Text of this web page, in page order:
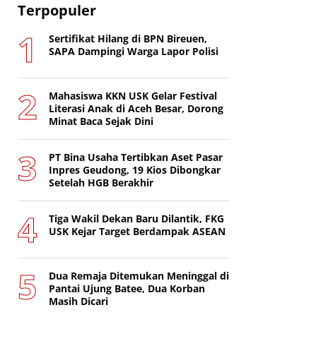
Terpopuler
Sertifikat Hilang di BPN Bireuen,
SAPA Dampingi Warga Lapor Polisi
Mahasiswa KKN USK Gelar Festival
Literasi Anak di Aceh Besar, Dorong
Minat Baca Sejak Dini
PT Bina Usaha Tertibkan Aset Pasar
Inpres Geudong, 19 Kios Dibongkar
Setelah HGB Berakhir
Tiga Wakil Dekan Baru Dilantik, FKG
USK Kejar Target Berdampak ASEAN
Dua Remaja Ditemukan Meninggal di
Pantai Ujung Batee, Dua Korban
Masih Dicari